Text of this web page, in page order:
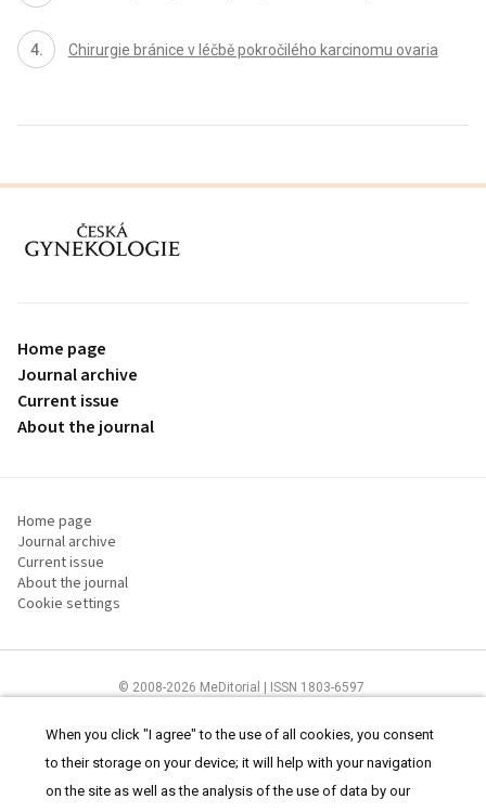
Chirurgie bránice v léčbě pokročilého karcinomu ovaria
proLékaře.cz
Home page
Journal archive
Current issue
About the journal
Home page
Journal archive
Current issue
About the journal
Cookie settings
© 2008-2026 MeDitorial | ISSN 1803-6597
Useandcookies statement.
When you click "I agree" to the use of all cookies, you consent
to their storage on your device; it will help with your navigation
on the site as well as the analysis of the use of data by our